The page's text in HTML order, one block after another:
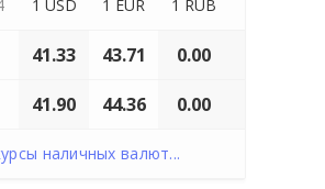
1 USD 1 EUR 1 RUB
41.33 43.71 0.00
41.90 44.36 0.00
наличных валют...